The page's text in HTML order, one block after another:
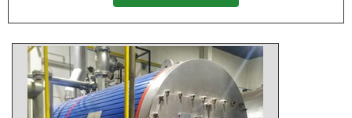
calor e vapor d'água em operação contínua, por
isso possuem alto custo no...